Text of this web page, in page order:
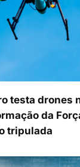
testa drones
da
tripulada